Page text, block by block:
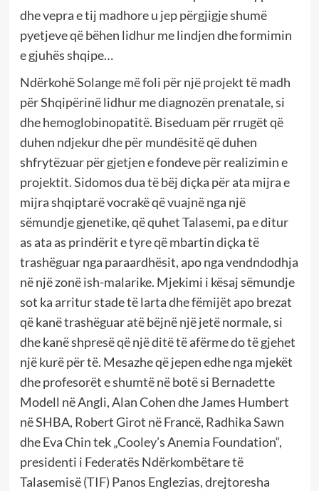
dhe vepra e tij madhore u jep përgjigje shumë
pyetjeve që bëhen lidhur me lindjen dhe formimin
e gjuhës shqipe…
Ndërkohë Solange më foli për një projekt të madh
për Shqipërinë lidhur me diagnozën prenatale, si
dhe hemoglobinopatitë. Biseduam për rrugët që
duhen ndjekur dhe për mundësitë që duhen
shfrytëzuar për gjetjen e fondeve për realizimin e
projektit. Sidomos dua të bëj diçka për ata mijra e
mijra shqiptarë vocrakë që vuajnë nga një
sëmundje gjenetike, që quhet Talasemi, pa e ditur
as ata as prindërit e tyre që mbartin diçka të
trashëguar nga paraardhësit, apo nga vendndodhja
në një zonë ish-malarike. Mjekimi i kësaj sëmundje
sot ka arritur stade të larta dhe fëmijët apo brezat
që kanë trashëguar atë bëjnë një jetë normale, si
dhe kanë shpresë që një ditë të afërme do të gjehet
një kurë për të. Mesazhe që jepen edhe nga mjekët
dhe profesorët e shumtë në botë si Bernadette
Modell në Angli, Alan Cohen dhe James Humbert
në SHBA, Robert Girot në Francë, Radhika Sawn
dhe Eva Chin tek „Cooley’s Anemia Foundation“,
presidenti i Federatës Ndërkombëtare të
Talasemisë (TIF) Panos Englezias, drejtoresha